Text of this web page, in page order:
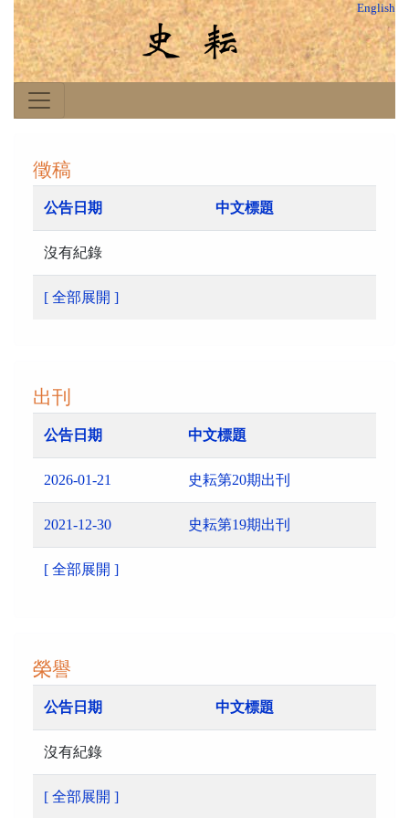
English
徵稿
公告日期 中文標題
沒有紀錄
[ 全部展開 ]
出刊
公告日期 中文標題
2026-01-21 史耘第20期出刊
2021-12-30 史耘第19期出刊
[ 全部展開 ]
榮譽
公告日期 中文標題
沒有紀錄
[ 全部展開 ]